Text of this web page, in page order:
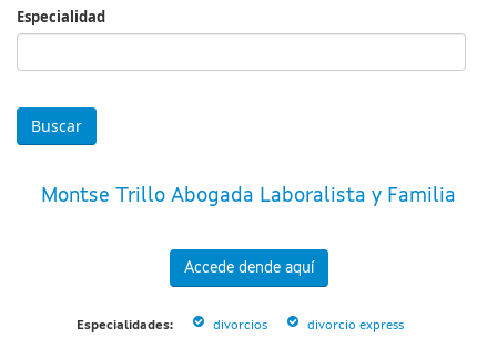
Especialidad
Montse Trillo Abogada Laboralista y Familia
Accede dende aquí
Especialidades: divorcios divorcio express